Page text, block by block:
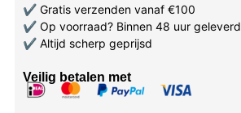
✔Gratis verzenden vanaf €100
✔Op voorraad? Binnen 48 uur geleverd
✔Altijd scherp geprijsd
Veilig betalen met